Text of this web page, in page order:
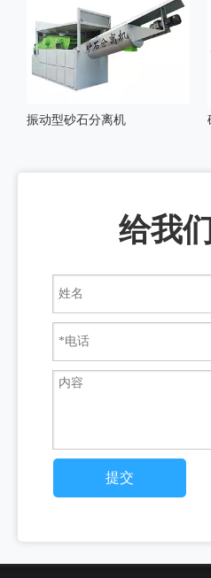
振动型砂石分离机
给我
提交